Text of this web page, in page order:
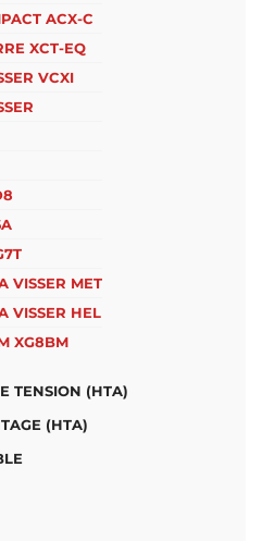
ACX-C
XCT-EQ
VCXI
VISSER MET
VISSER HEL
XG8BM
TENSION (HTA)
(HTA)